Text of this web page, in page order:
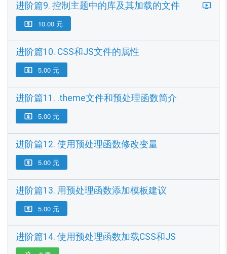
进阶篇9. 控制主题中的库及其加载的文件
 10.00 元
进阶篇10. CSS和JS文件的属性
 5.00 元
进阶篇11. .theme文件和预处理函数简介
 5.00 元
进阶篇12. 使用预处理函数修改变量
 5.00 元
进阶篇13. 用预处理函数添加模板建议
 5.00 元
进阶篇14. 使用预处理函数加载CSS和JS